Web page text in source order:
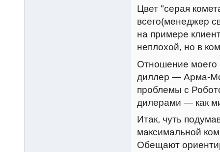
Цвет "серая
всего(менеджер
на примере
неплохой, но в
Отношение моего
диллер — Арма-
проблемы с
дилерами — как
Итак, чуть
максимальной
Обещают